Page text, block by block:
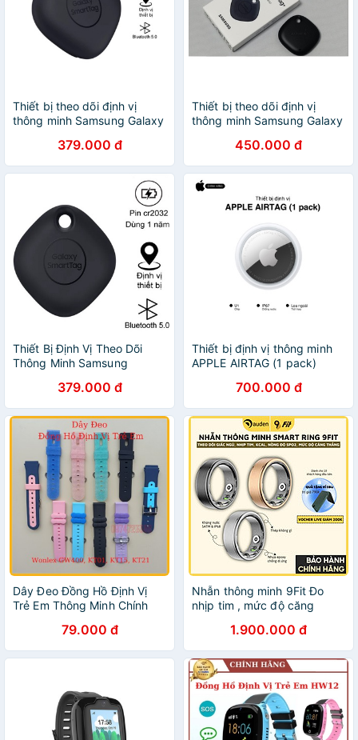
Thiết bị theo dõi định vị
thông minh Samsung Galaxy
379.000 đ
Thiết bị theo dõi định vị
thông minh Samsung Galaxy
450.000 đ
Thiết Bị Định Vị Theo Dõi
Thông Minh Samsung
Chính Hãng379.000 đ
Thiết bị định vị thông minh
APPLE AIRTAG (1 pack)
hãng VN/A700.000 đ
Dây Đeo Đồng Hồ Định Vị
Trẻ Em Thông Minh Chính
GW400X, GW400S, KT15,
KT21, KT23, KT24 KT20S
KT24S
79.000 đ
Nhẫn thông minh 9Fit Đo
nhịp tim , mức độ căng
Hàng chính hãng
1.900.000 đ